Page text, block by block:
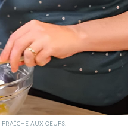
AUX OEUFS.